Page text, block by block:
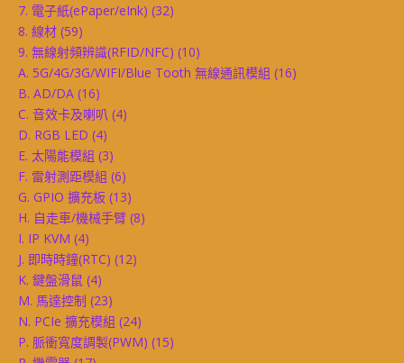
7. 電子紙(ePaper/eInk) (32)
8. 線材 (59)
9. 無線射頻辨識(RFID/NFC) (10)
A. 5G/4G/3G/WIFI/Blue Tooth 無線通訊模組 (16)
B. AD/DA (16)
C. 音效卡及喇叭 (4)
D. RGB LED (4)
E. 太陽能模組 (3)
F. 雷射測距模組 (6)
G. GPIO 擴充板 (13)
H. 自走車/機械手臂 (8)
I. IP KVM (4)
J. 即時時鐘(RTC) (12)
K. 鍵盤滑鼠 (4)
M. 馬達控制 (23)
N. PCIe 擴充模組 (24)
P. 脈衝寬度調製(PWM) (15)